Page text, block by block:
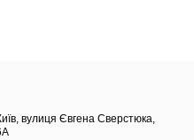
формули. Для праски
вулиця Євгена Сверстюка,